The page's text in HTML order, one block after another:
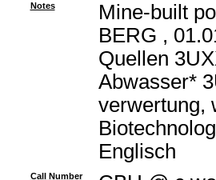
Notes
Mine-built
BERG ,
Quellen
Abwasser*
verwertung,
Englisch
Call Number